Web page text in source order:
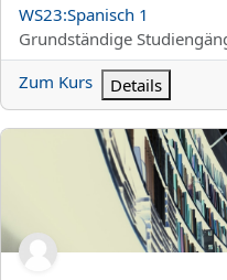
Kursname
WS23:Spanisch 1
Kursbereich
Grundständige
Zum Kurs
Details
WS23:Landeskunde und